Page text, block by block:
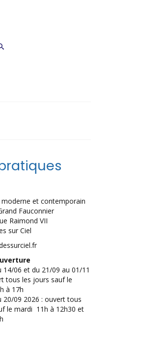
moderne et contemporain
Fauconnier
Raimond VII
sur Ciel
14/06 et du 21/09 au 01/11
tous les jours sauf le
à 17h
20/09 2026 : ouvert tous
le mardi 11h à 12h30 et